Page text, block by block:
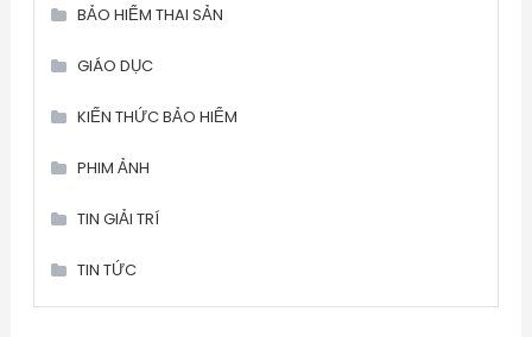
BẢO HIỂM THAI SẢN
GIÁO DỤC
KIẾN THỨC BẢO HIỂM
PHIM ẢNH
TIN GIẢI TRÍ
TIN TỨC